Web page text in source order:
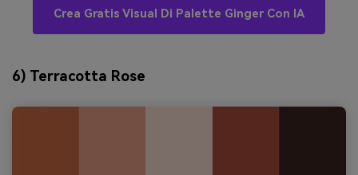
Crea Gratis Visual Di Palette Ginger Con IA
6) Terracotta Rose